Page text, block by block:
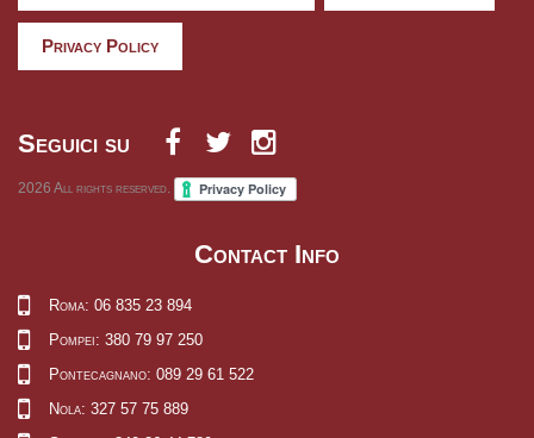
Privacy Policy
Seguici su
2026 All rights reserved.
Contact Info
Roma: 06 835 23 894
Pompei: 380 79 97 250
Pontecagnano: 089 29 61 522
Nola: 327 57 75 889